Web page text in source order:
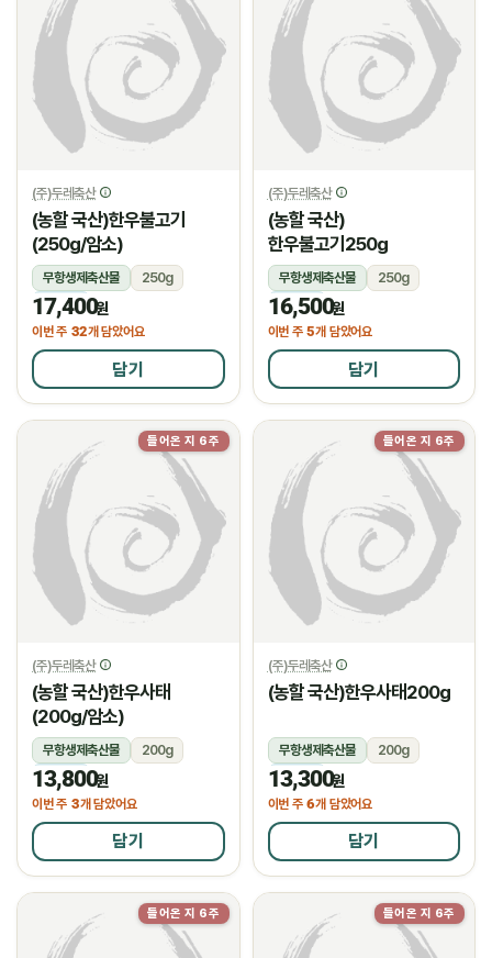
(주)두레축산
(농할 국산)한우불고기
(250g/암소)
무항생제축산물
250g
냉장
17,400원
이번 주 32개 담았어요
담기
(주)두레축산
(농할 국산)
한우불고기250g
무항생제축산물
250g
냉장
16,500원
이번 주 5개 담았어요
담기
들어온 지 6주
(주)두레축산
(농할 국산)한우사태
(200g/암소)
무항생제축산물
200g
냉장
13,800원
이번 주 3개 담았어요
담기
들어온 지 6주
(주)두레축산
(농할 국산)한우사태200g
무항생제축산물
200g
냉장
13,300원
이번 주 6개 담았어요
담기
들어온 지 6주 들어온 지 6주